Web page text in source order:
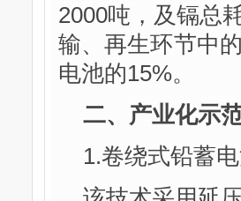
2000吨，及镉总
输、再生环节中
电池的15%。
二、产业化示
1.卷绕式铅蓄